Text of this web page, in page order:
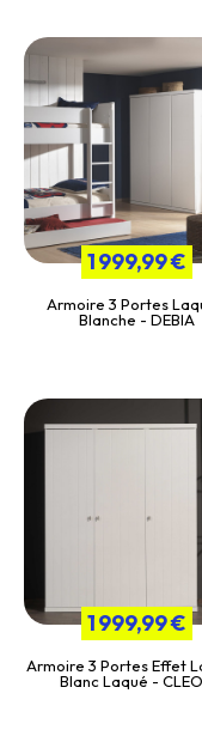
1 999,99 €
Armoire 3 Portes
Blanche - DEBIA
1 999,99 €
Armoire 3 Portes Effet
Blanc Laqué -